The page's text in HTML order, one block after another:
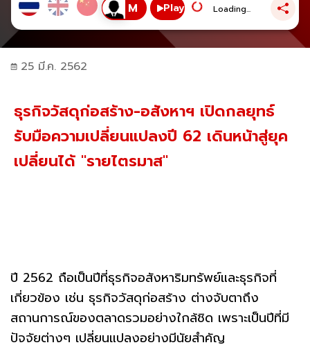
Play Loading...
25 มี.ค. 2562
ธุรกิจวัสดุก่อสร้าง-อสังหาฯ เปิดกลยุทธ์
รับมือความเปลี่ยนแปลงปี 62 เดินหน้าสู่ยุค
เปลี่ยนได้ "รายไตรมาส"
ปี 2562 ถือเป็นปีที่ธุรกิจอสังหาริมทรัพย์และธุรกิจที่
เกี่ยวข้อง เช่น ธุรกิจวัสดุก่อสร้าง ต่างจับตาถึง
สถานการณ์ของตลาดรวมอย่างใกล้ชิด เพราะเป็นปีที่มี
ปัจจัยต่างๆ เปลี่ยนแปลงอย่างมีนัยสำคัญ